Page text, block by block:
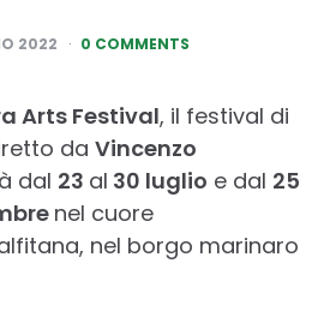
2022 0 COMMENTS
Arts Festival, il festival di
da Vincenzo
dal 23 al 30 luglio e dal 25
nel cuore
nel borgo marinaro